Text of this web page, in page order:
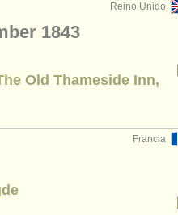
Reino Unido
1843
Old Thameside Inn,
Francia